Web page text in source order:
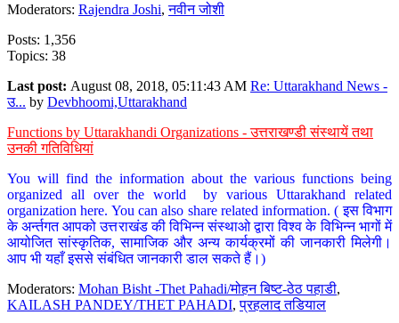
Moderators: Rajendra Joshi,नवीन जोशी
Posts: 1,356
Topics: 38
Last post: August 08, 2018, 05:11:43 AM Re: Uttarakhand News -
उ... by Devbhoomi,Uttarakhand
Functions by Uttarakhandi Organizations - उत्तराखण्डी संस्थायें तथा
उनकी गतिविधियां
You will find the information about the various functions being
organized all over the world by various Uttarakhand related
organization here. You can also share related information. ( इस विभाग
के अर्न्तगत आपको उत्तराखंड की विभिन्न संस्थाओ द्वारा विश्व के विभिन्न भागों में
आयोजित सांस्कृतिक, सामाजिक और अन्य कार्यक्रमों की जानकारी मिलेगी।
आप भी यहाँ इससे संबंधित जानकारी डाल सकते हैं।)
Moderators: Mohan Bisht -Thet Pahadi/मोहन बिष्ट-ठेठ पहाडी,
KAILASH PANDEY/THET PAHADI,प्रहलाद तडियाल